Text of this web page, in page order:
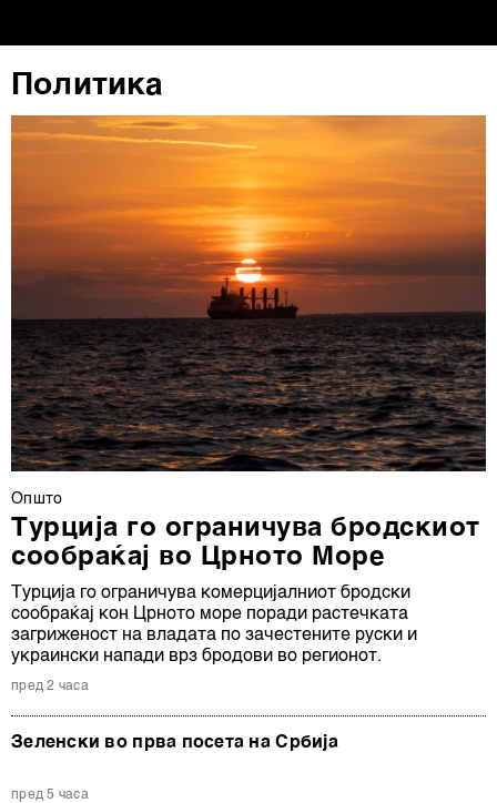
Политика
Општо
Турција го ограничува бродскиот
сообраќај во Црното Море
Турција го ограничува комерцијалниот бродски
сообраќај кон Црното море поради растечката
загриженост на владата по зачестените руски и
украински напади врз бродови во регионот.
пред 2 часа
Зеленски во прва посета на Србија
пред 5 часа